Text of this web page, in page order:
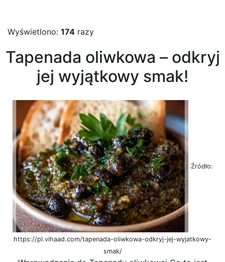
Wyświetlono: 174 razy
Tapenada oliwkowa – odkryj
jej wyjątkowy smak!
Źródło:
https://pl.vihaad.com/tapenada-oliwkowa-odkryj-jej-wyjatkowy-
smak/